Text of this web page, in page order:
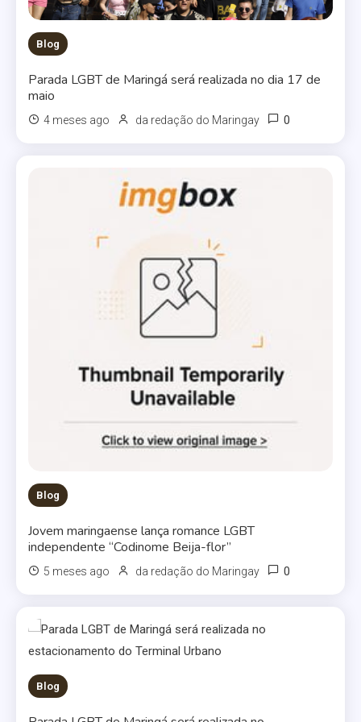
Blog
Parada LGBT de Maringá será realizada no dia 17 de
maio
4 meses ago da redação do Maringay 0
Blog
Jovem maringaense lança romance LGBT
independente “Codinome Beija-flor”
5 meses ago da redação do Maringay 0
Blog